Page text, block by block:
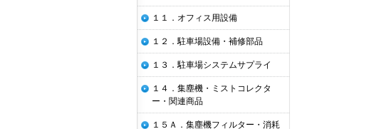
１１．オフィス用設備
１２．駐車場設備・補修部品
１３．駐車場システムサプライ
１４．集塵機・ミストコレクタ
ー・関連商品
１５Ａ．集塵機フィルター・消耗